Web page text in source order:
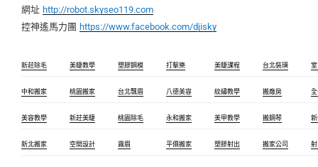
網址 http://robot.skyseo119.com
控神遙馬力團 https://www.facebook.com/djisky
新莊除毛 美睫教學 塑膠鋼模 打擊樂 美睫課程 台北裝璜
中和搬家 桃園搬家 台北飄眉 八德美容 紋繡教學 搬廠房
美容教學 新莊美睫 桃園除毛 永和搬家 美甲教學 搬鋼琴
新北搬家 空間設計 霧眉 平價搬家 塑膠射出 搬家公司